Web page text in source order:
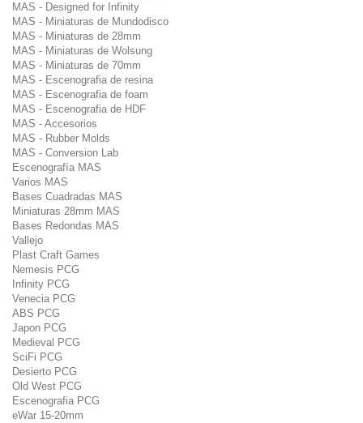
MAS - Designed for Infinity
MAS - Miniaturas de Mundodisco
MAS - Miniaturas de 28mm
MAS - Miniaturas de Wolsung
MAS - Miniaturas de 70mm
MAS - Escenografia de resina
MAS - Escenografia de foam
MAS - Escenografia de HDF
MAS - Accesorios
MAS - Rubber Molds
MAS - Conversion Lab
Escenografía MAS
Varios MAS
Bases Cuadradas MAS
Miniaturas 28mm MAS
Bases Redondas MAS
Vallejo
Plast Craft Games
Nemesis PCG
Infinity PCG
Venecia PCG
ABS PCG
Japon PCG
Medieval PCG
SciFi PCG
Desierto PCG
Old West PCG
Escenografia PCG
eWar 15-20mm